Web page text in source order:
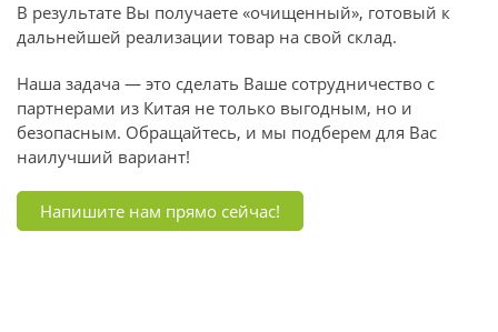
В результате Вы получаете «очищенный», готовый к
дальнейшей реализации товар на свой склад.
Наша задача — это сделать Ваше сотрудничество с
партнерами из Китая не только выгодным, но и
безопасным. Обращайтесь, и мы подберем для Вас
наилучший вариант!
Напишите нам прямо сейчас!